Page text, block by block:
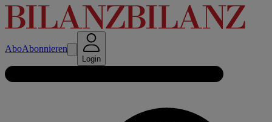
AboAbonnieren
Login